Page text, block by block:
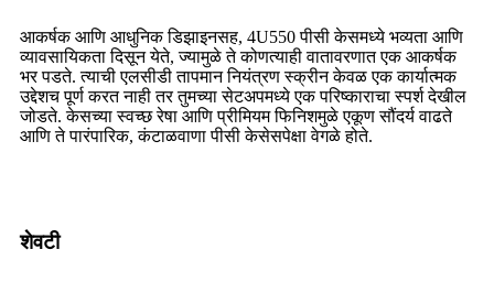
आकर्षक आणि आधुनिक डिझाइनसह, 4U550 पीसी केसमध्ये भव्यता आणि
व्यावसायिकता दिसून येते, ज्यामुळे ते कोणत्याही वातावरणात एक आकर्षक
भर पडते. त्याची एलसीडी तापमान नियंत्रण स्क्रीन केवळ एक कार्यात्मक
उद्देशच पूर्ण करत नाही तर तुमच्या सेटअपमध्ये एक परिष्काराचा स्पर्श देखील
जोडते. केसच्या स्वच्छ रेषा आणि प्रीमियम फिनिशमुळे एकूण सौंदर्य वाढते
आणि ते पारंपारिक, कंटाळवाणा पीसी केसेसपेक्षा वेगळे होते.
शेवटी